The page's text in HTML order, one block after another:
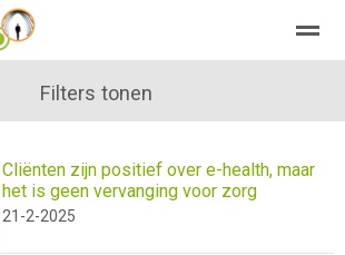
abonneren agenda
Nieuws Zoeken Pagina's
Filters tonen
Cliënten zijn positief over e-health, maar
het is geen vervanging voor zorg
21-2-2025